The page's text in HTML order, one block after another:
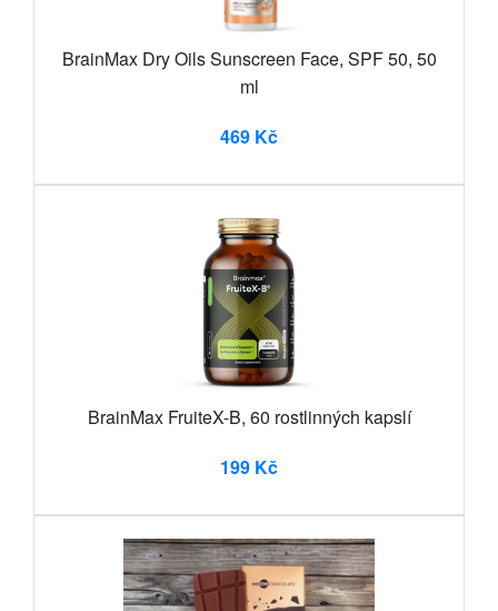
BrainMax Dry Oils Sunscreen Face, SPF 50, 50
ml
469 Kč
BrainMax FruiteX-B, 60 rostlinných kapslí
199 Kč